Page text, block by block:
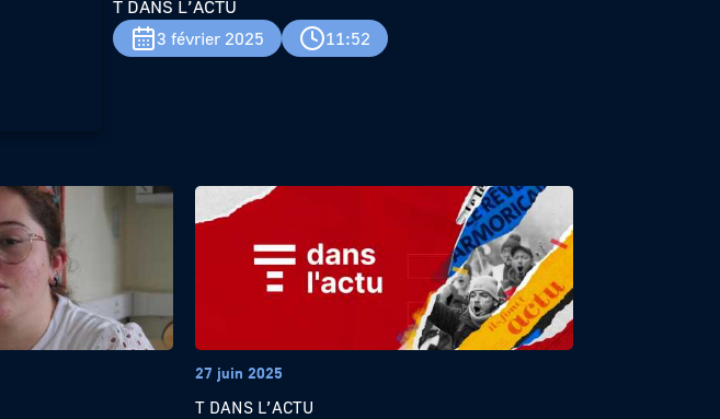
T DANS L’ACTU
3 février 2025
11:52
27 juin 2025
T DANS L’ACTU